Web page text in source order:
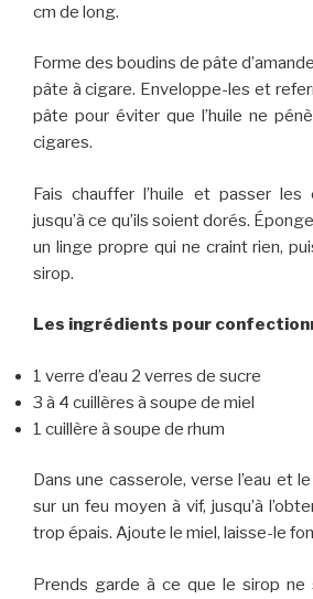
cm de long.
Forme des boudins de pâte
pâte à cigare. Enveloppe-les et
pâte pour éviter que l’huile ne
cigares.
Fais chauffer l’huile et passer
jusqu’à ce qu’ils soient dorés.
un linge propre qui ne craint rien,
sirop.
Les ingrédients pour
1 verre d’eau 2 verres de sucre
3 à 4 cuillères à soupe de miel
1 cuillère à soupe de rhum
Dans une casserole, verse l’eau et
sur un feu moyen à vif, jusqu’à
trop épais. Ajoute le miel, laisse-le
Prends garde à ce que le sirop ne